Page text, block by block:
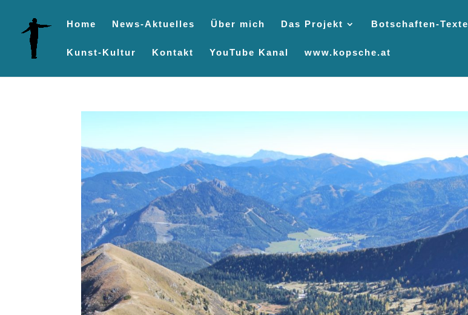
Home News-Aktuelles Über mich Das Projekt Botschaften-Texte
Kunst-Kultur Kontakt YouTube Kanal www.kopsche.at